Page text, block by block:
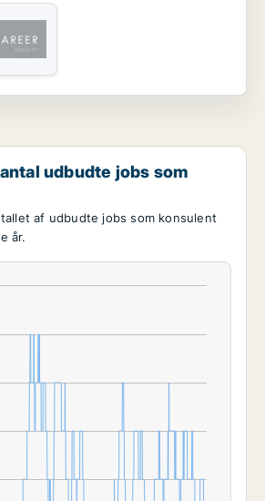
udbudte jobs som
af udbudte jobs som konsulent
år.